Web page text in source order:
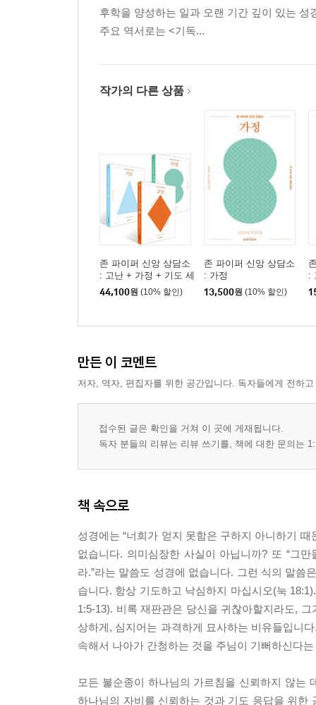
후학을 양성하는 일과 오랜 기간 깊이 있는
주요 역서로는 <기독...
작가의 다른 상품
존 파이퍼 신앙 상담소
: 고난 + 가정 + 기도 세
트
44,100원 (10% 할인)
존 파이퍼 신앙 상담소
: 가정
13,500원 (10% 할인)
:
만든 이 코멘트
저자, 역자, 편집자를 위한 공간입니다. 독자들에게 전하
접수된 글은 확인을 거쳐 이 곳에 게재됩니다.
독자 분들의 리뷰는 리뷰 쓰기를, 책에 대한 문의는
책 속으로
성경에는 “너희가 얻지 못함은 구하지 아니하기
없습니다. 의미심장한 사실이 아닙니까? 또 “그
라.”라는 말씀도 성경에 없습니다. 그런 식의 말씀
습니다. 항상 기도하고 낙심하지 마십시오(눅
1:5-13). 비록 재판관은 당신을 귀찮아할지라도,
상하게, 심지어는 과격하게 묘사하는 비유들입니
속해서 나아가 간청하는 것을 주님이 기뻐하신다
모든 불순종이 하나님의 가르침을 신뢰하지 않는
하나님의 자비를 신뢰하는 것과 기도 응답을 위한